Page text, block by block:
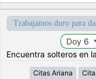
Trabajamos duro para
Encuentra solteros en
Citas Ariana